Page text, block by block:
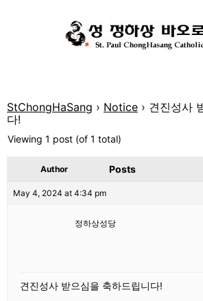
StChongHaSang › Notice › 견진성사
다!
Viewing 1 post (of 1 total)
Author Posts
May 4, 2024 at 4:34 pm
정하상성당
견진성사 받으심을 축하드립니다!